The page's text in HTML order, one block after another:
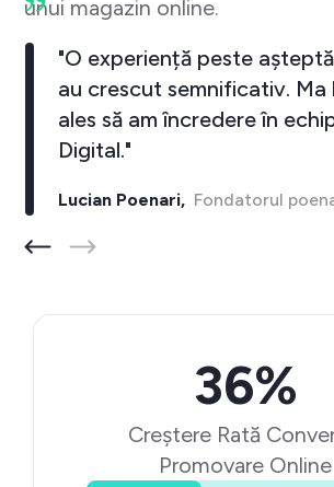
unui magazin online.
"O experiență peste
au crescut semnificativ. Ma
ales să am încredere în
Digital."
Lucian Poenari,Fondatorul
36%
Creștere Rată
Promovare Online